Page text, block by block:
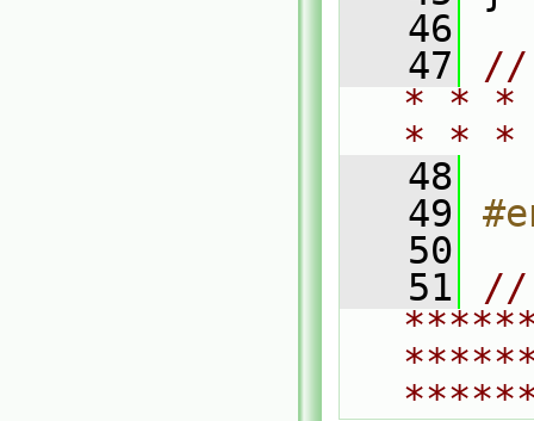
   46
   47
//
* * *
* *
   48
   49
   50
   51
//